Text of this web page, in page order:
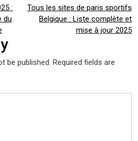
:
du
Tous les sites de paris sportifs
Belgique : Liste complète et
mise à jour 2025
be published. Required fields are